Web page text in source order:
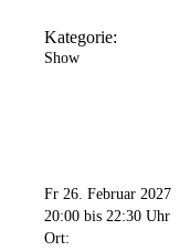
Kategorie:
Show
Fr 26. Februar 2027
20:00 bis 22:30 Uhr
Ort: